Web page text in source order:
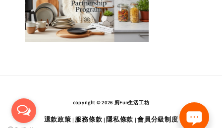
copyright © 2026 廚Fun生活工坊
退款政策 | 服務條款 | 隱私條款 |會員分級制度